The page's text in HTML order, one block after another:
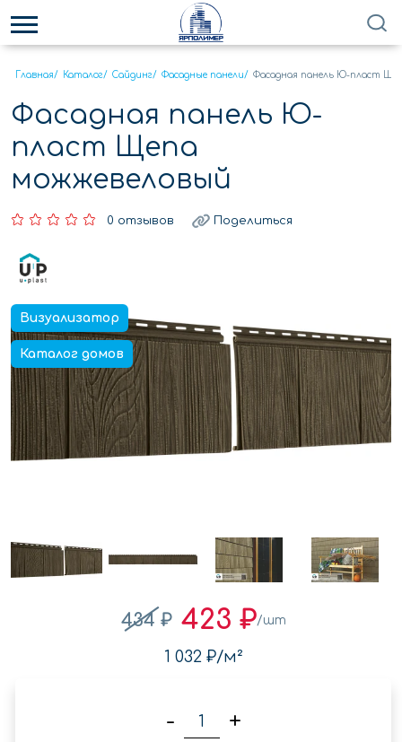
Главная/ Каталог/ Сайдинг/ Фасадные панели/ Фасадная панель Ю-пласт
Фасадная панель Ю-
пласт Щепа
можжевеловый
0 отзывов Поделиться
Визуализатор
Каталог домов
434 ₽ 423 ₽/шт
1 032 ₽/м²
- +